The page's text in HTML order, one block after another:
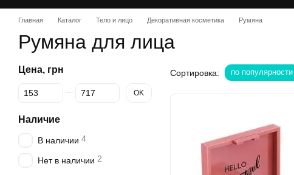
Главная Каталог Тело и лицо Декоративная косметика Румяна
Румяна для лица
Сортировка: по популярности
Цена, грн
От Цена, грн
До Цена, грн OK
Наличие
В наличии 4
Нет в наличии 2